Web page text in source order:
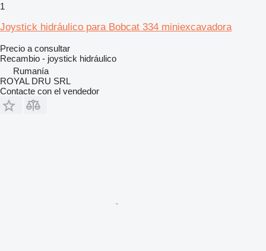
1
Joystick hidráulico para Bobcat 334 miniexcavadora
Precio a consultar
Recambio - joystick hidráulico
Rumanía
ROYAL DRU SRL
Contacte con el vendedor